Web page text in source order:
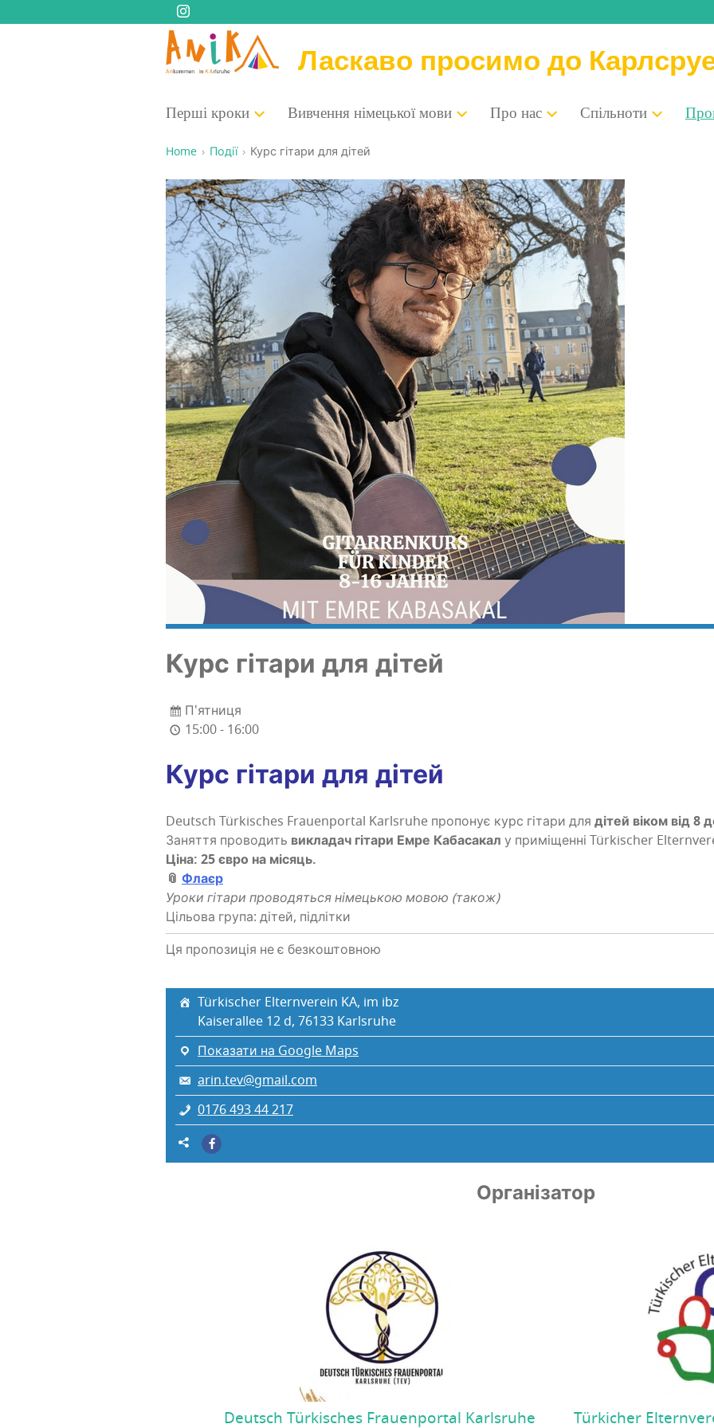
Ласкаво просимо до
Пер­ші кроки Вивче­н­ня німе­цької мови Про нас Спіль­но­ти
Home Події Курс гіта­ри для дітей
Курс гіта­ри для дітей
П'ятниця
15:00 - 16:00
Курс гіта­ри для дітей
Deutsch Türkisches Frauenportal Karlsruhe про­по­нує курс гіта­ри для дітей віком від 8
Заня­т­тя про­во­дить викла­дач гіта­ри Емре Каба­са­кал у при­мі­щен­ні Türkischer
Ціна: 25 євро на місяць.
📎 Фла­єр
Уро­ки гіта­ри про­во­дя­ться німе­цькою мовою (також)
Цільова група: дітей, підлітки
Ця пропозиція не є безкоштовною
Türkischer Elternverein KA, im ibz
Kaiserallee 12 d, 76133 Karlsruhe
Показати на Google Maps
arin.tev@gmail.com
0176 493 44 217
Організатор
Deutsch Türkisches Frauenportal Karlsruhe Türkicher